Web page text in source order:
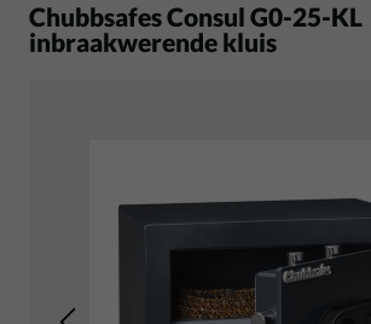
Chubbsafes Consul G0-25-KL
inbraakwerende kluis